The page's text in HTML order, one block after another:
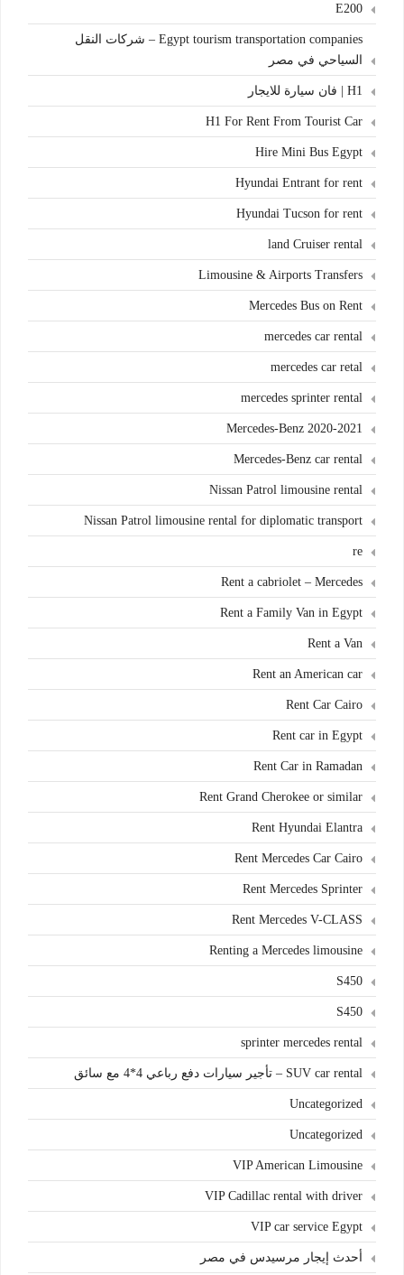
E200
Egypt tourism transportation companies – شركات النقل
السياحي في مصر
H1 | فان سيارة للايجار
H1 For Rent From Tourist Car
Hire Mini Bus Egypt
Hyundai Entrant for rent
Hyundai Tucson for rent
land Cruiser rental
Limousine & Airports Transfers
Mercedes Bus on Rent
mercedes car rental
mercedes car retal
mercedes sprinter rental
Mercedes-Benz 2020-2021
Mercedes-Benz car rental
Nissan Patrol limousine rental
Nissan Patrol limousine rental for diplomatic transport
re
Rent a cabriolet – Mercedes
Rent a Family Van in Egypt
Rent a Van
Rent an American car
Rent Car Cairo
Rent car in Egypt
Rent Car in Ramadan
Rent Grand Cherokee or similar
Rent Hyundai Elantra
Rent Mercedes Car Cairo
Rent Mercedes Sprinter
Rent Mercedes V-CLASS
Renting a Mercedes limousine
S450
S450
sprinter mercedes rental
SUV car rental – تأجير سيارات دفع رباعي 4*4 مع سائق
Uncategorized
Uncategorized
VIP American Limousine
VIP Cadillac rental with driver
VIP car service Egypt
أحدث إيجار مرسيدس في مصر